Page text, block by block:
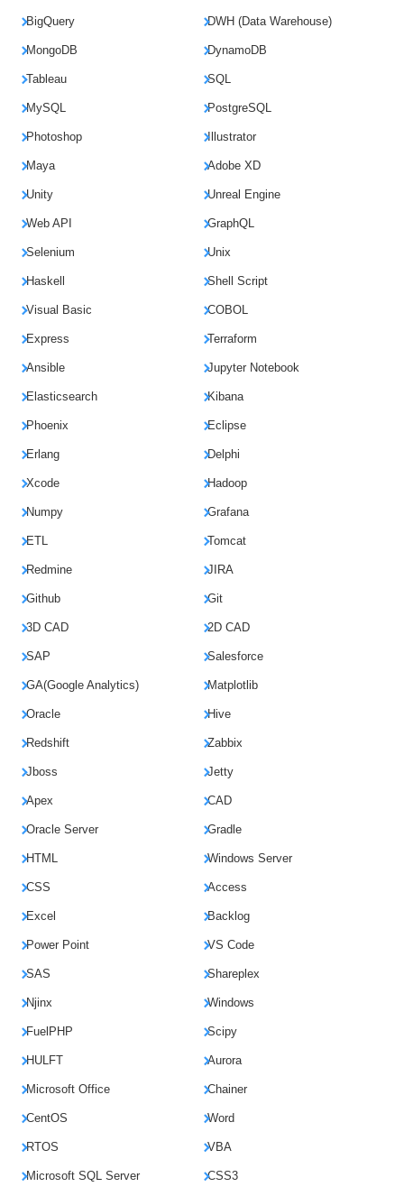
BigQuery DWH (Data Warehouse)
MongoDB DynamoDB
Tableau SQL
MySQL PostgreSQL
Photoshop Illustrator
Maya Adobe XD
Unity Unreal Engine
Web API GraphQL
Selenium Unix
Haskell Shell Script
Visual Basic COBOL
Express Terraform
Ansible Jupyter Notebook
Elasticsearch Kibana
Phoenix Eclipse
Erlang Delphi
Xcode Hadoop
Numpy Grafana
ETL Tomcat
Redmine JIRA
Github Git
3D CAD 2D CAD
SAP Salesforce
GA(Google Analytics) Matplotlib
Oracle Hive
Redshift Zabbix
Jboss Jetty
Apex CAD
Oracle Server Gradle
HTML Windows Server
CSS Access
Excel Backlog
Power Point VS Code
SAS Shareplex
Njinx Windows
FuelPHP Scipy
HULFT Aurora
Microsoft Office Chainer
CentOS Word
RTOS VBA
Microsoft SQL Server CSS3